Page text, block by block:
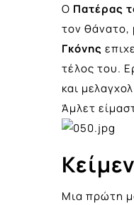
Ο Πατέρας
τον θάνατο,
Γκόνης
τέλος του.
και
Άμλετ
Μια πρώτη